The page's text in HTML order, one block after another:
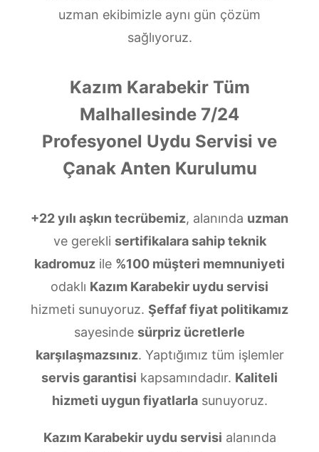
uzman ekibimizle aynı gün çözüm
sağlıyoruz.
Kazım Karabekir Tüm
Malhallesinde 7/24
Profesyonel Uydu Servisi ve
Çanak Anten Kurulumu
+22 yılı aşkın tecrübemiz, alanında uzman
ve gerekli sertifikalara sahip teknik
kadromuz ile %100 müşteri memnuniyeti
odaklı Kazım Karabekir uydu servisi
hizmeti sunuyoruz. Şeffaf fiyat politikamız
sayesinde sürpriz ücretlerle
karşılaşmazsınız. Yaptığımız tüm işlemler
servis garantisi kapsamındadır. Kaliteli
hizmeti uygun fiyatlarlasunuyoruz.
Kazım Karabekir uydu servisi alanında